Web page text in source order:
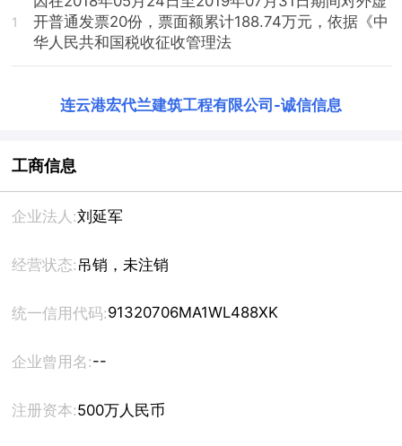
1
开普通发票20份，票面额累计188.74万元，依据《中
华人民共和国税收征收管理法
连云港宏代兰建筑工程有限公司 -诚信信息
工商信息
企业法人:刘延军
经营状态: 吊销，未注销
统一信用代码:91320706MA1WL488XK
企业曾用名:--
注册资本:500万人民币